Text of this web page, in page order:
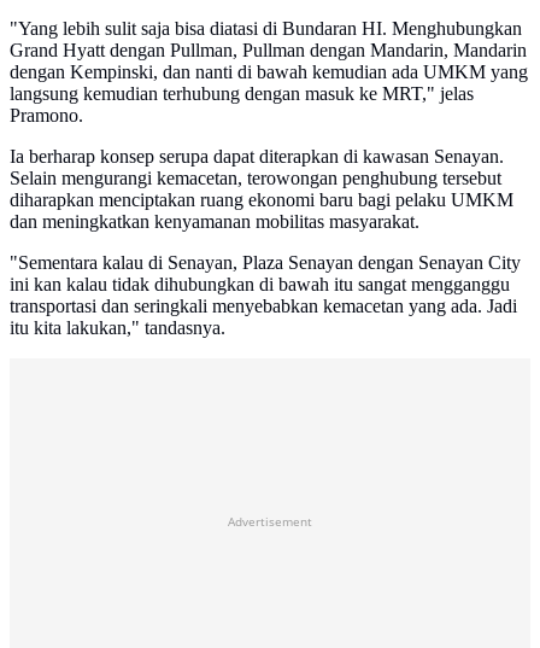
"Yang lebih sulit saja bisa diatasi di Bundaran HI. Menghubungkan
Grand Hyatt dengan Pullman, Pullman dengan Mandarin, Mandarin
dengan Kempinski, dan nanti di bawah kemudian ada UMKM yang
langsung kemudian terhubung dengan masuk ke MRT," jelas
Pramono.
Ia berharap konsep serupa dapat diterapkan di kawasan Senayan.
Selain mengurangi kemacetan, terowongan penghubung tersebut
diharapkan menciptakan ruang ekonomi baru bagi pelaku UMKM
dan meningkatkan kenyamanan mobilitas masyarakat.
"Sementara kalau di Senayan, Plaza Senayan dengan Senayan City
ini kan kalau tidak dihubungkan di bawah itu sangat mengganggu
transportasi dan seringkali menyebabkan kemacetan yang ada. Jadi
itu kita lakukan," tandasnya.
Advertisement